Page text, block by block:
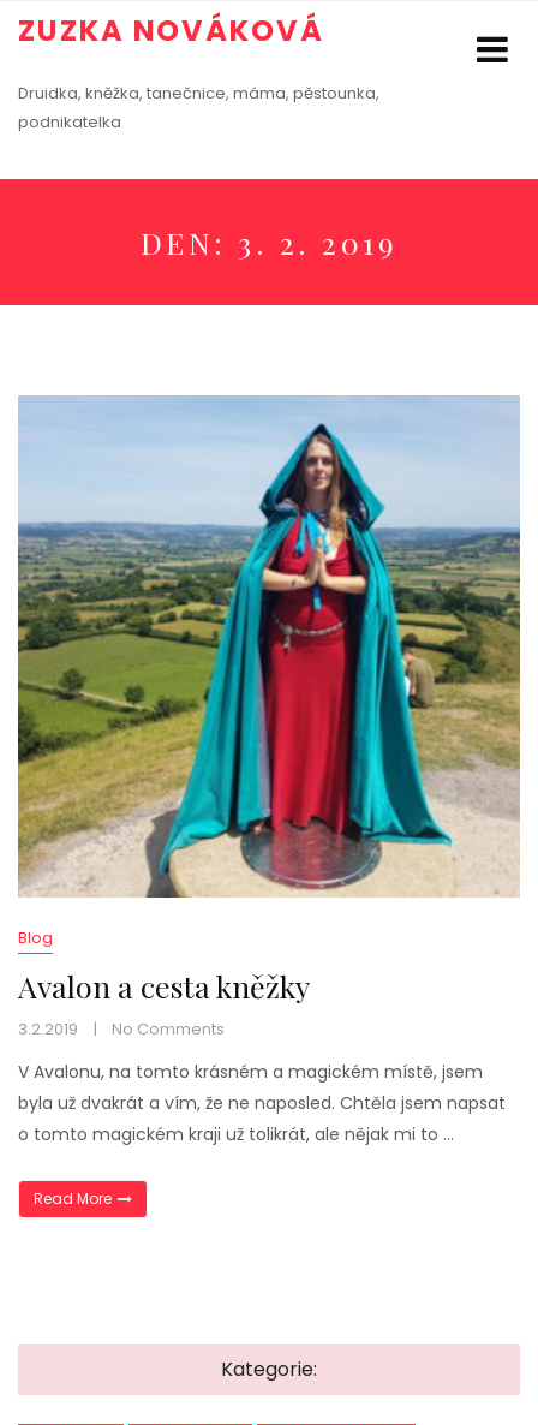
ZUZKA NOVÁKOVÁ
Druidka, kněžka, tanečnice, máma, pěstounka,
podnikatelka
DEN: 3. 2. 2019
Blog
Avalon a cesta kněžky
3.2.2019 No Comments
V Avalonu, na tomto krásném a magickém místě, jsem
byla už dvakrát a vím, že ne naposled. Chtěla jsem napsat
o tomto magickém kraji už tolikrát, ale nějak mi to …
Read More„Avalon a cesta kněžky“
Kategorie: